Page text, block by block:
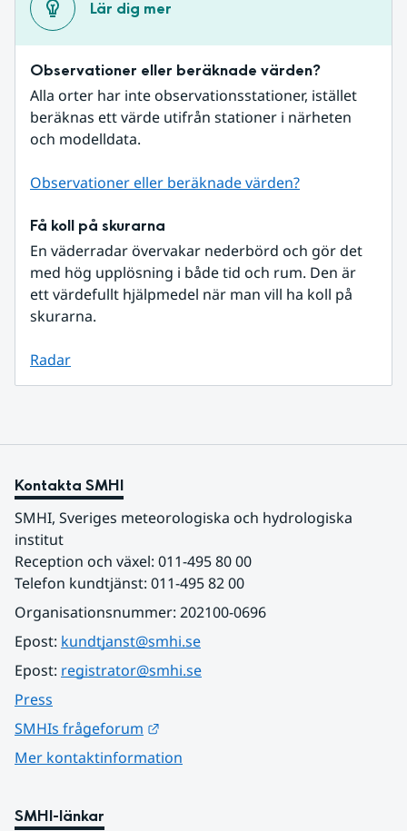
Lär dig mer
Observationer eller beräknade värden?
Alla orter har inte observationsstationer, istället
beräknas ett värde utifrån stationer i närheten
och modelldata.
Observationer eller beräknade värden?
Få koll på skurarna
En väderradar övervakar nederbörd och gör det
med hög upplösning i både tid och rum. Den är
ett värdefullt hjälpmedel när man vill ha koll på
skurarna.
Radar
Kontakta SMHI
SMHI, Sveriges meteorologiska och hydrologiska
institut
Reception och växel: 011-495 80 00
Telefon kundtjänst: 011-495 82 00
Organisationsnummer: 202100-0696
Epost: kundtjanst@smhi.se
Epost: registrator@smhi.se
Press
SMHIs frågeforum
Mer kontaktinformation
SMHI-länkar